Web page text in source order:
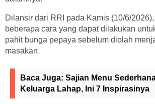
Dilansir dari RRI pada Kamis (10/6/
beberapa cara yang dapat dilakukan
pahit bunga pepaya sebelum diolah
masakan.
Baca Juga: Sajian Menu
Keluarga Lahap, Ini 7 Inspirasinya